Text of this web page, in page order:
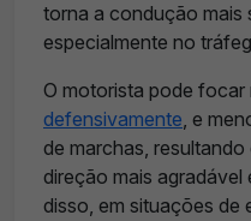
torna a condução mais
especialmente no
O motorista pode focar
defensivamente, e
de marchas,
direção mais agradável
disso, em situações de